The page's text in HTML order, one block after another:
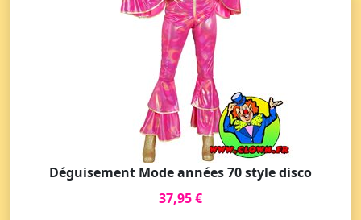
Déguisement Mode années 70 style disco
37,95 €